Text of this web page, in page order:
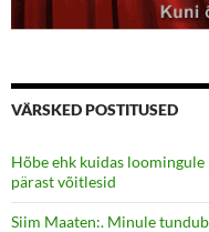
VÄRSKED POSTITUSED
Hõbe ehk kuidas
pärast võitlesid
Siim Maaten:. Minule